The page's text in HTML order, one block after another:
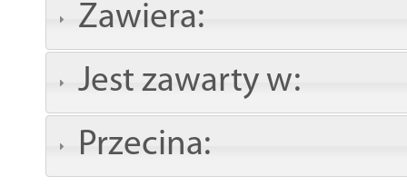
Zawiera:
Jest zawarty w:
Przecina: